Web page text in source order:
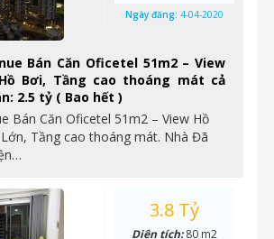
Bán Căn Oficetel 51m2 – View
Bơi, Tầng cao thoáng mát cả
2.5 tỷ ( Bao hết )
Bán Căn Oficetel 51m2 – View Hồ
Tầng cao thoáng mát. Nhà Đã
Ngày đăng: 4-04-2020
3.8 Tỷ
Diện tích:80 m2